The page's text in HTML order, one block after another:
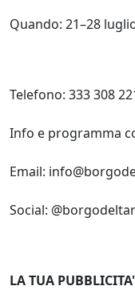
Quando: 21–28
Telefono: 333 308
Info e programma
Email:
Social:
LA TUA